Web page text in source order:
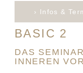
› Infos &
BASIC 2
DAS
INNEREN